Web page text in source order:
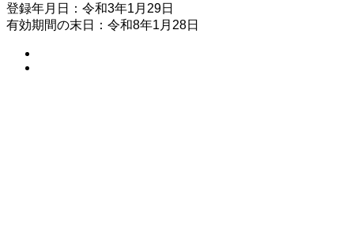
登録年月日：令和3年1月29日
有効期間の末日：令和8年1月28日